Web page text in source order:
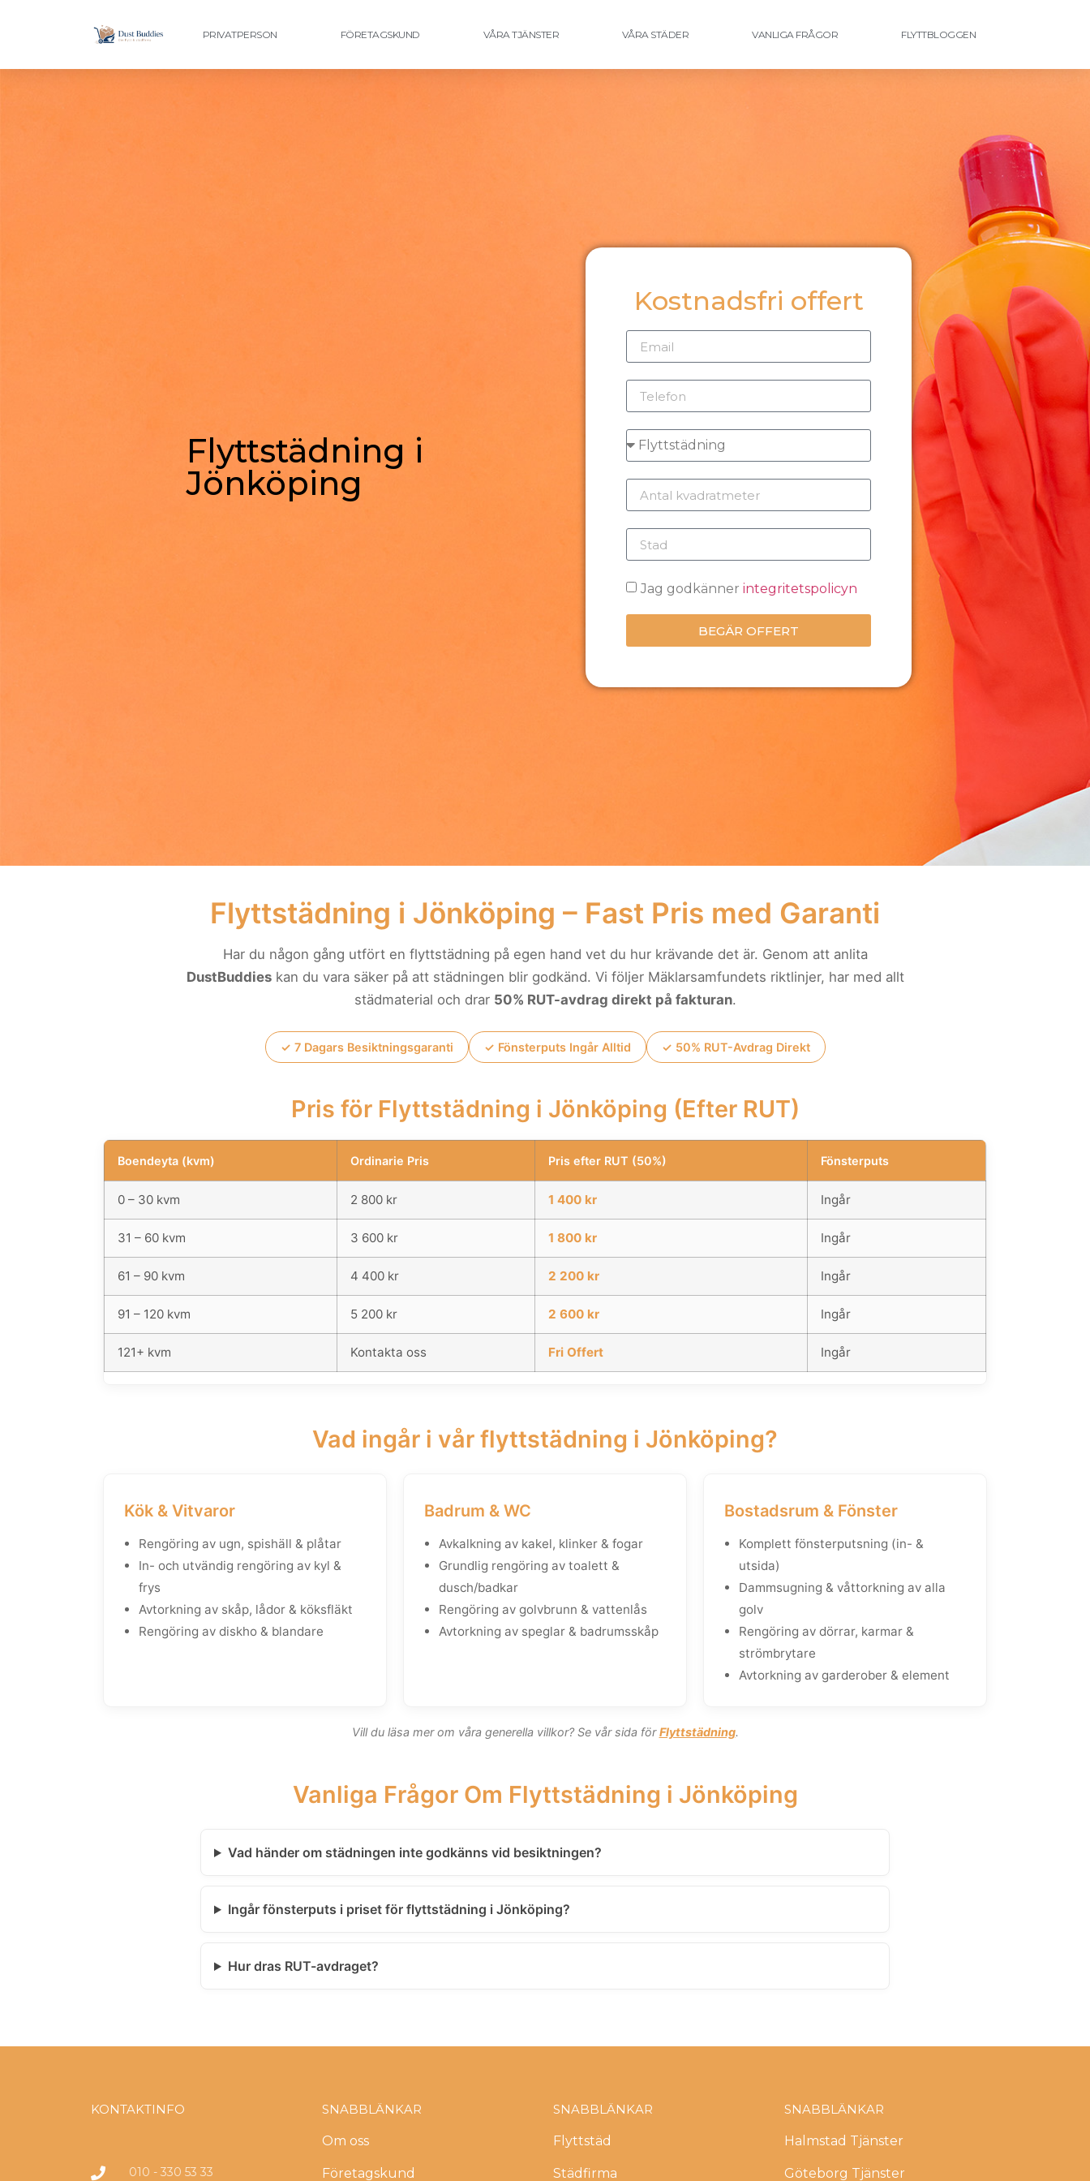
PRIVATPERSON FÖRETAGSKUND VÅRA TJÄNSTER VÅRA STÄDER VANLIGA FRÅGOR FLYTTBLOGGEN
Flyttstädning i
Jönköping
Kostnadsfri offert
Jag godkänner integritetspolicyn
BEGÄR OFFERT
Flyttstädning i Jönköping – Fast Pris med Garanti
Har du någon gång utfört en flyttstädning på egen hand vet du hur krävande det är. Genom att anlita
DustBuddieskan du vara säker på att städningen blir godkänd. Vi följer Mäklarsamfundets riktlinjer, har med allt
städmaterial och drar 50% RUT-avdrag direkt på fakturan.
✓ 7 Dagars Besiktningsgaranti ✓ Fönsterputs Ingår Alltid ✓ 50% RUT-Avdrag Direkt
Pris för Flyttstädning i Jönköping (Efter RUT)
Boendeyta (kvm) Ordinarie Pris Pris efter RUT (50%) Fönsterputs
0 – 30 kvm 2 800 kr 1 400 kr Ingår
31 – 60 kvm 3 600 kr 1 800 kr Ingår
61 – 90 kvm 4 400 kr 2 200 kr Ingår
91 – 120 kvm 5 200 kr 2 600 kr Ingår
121+ kvm Kontakta oss Fri Offert Ingår
Vad ingår i vår flyttstädning i Jönköping?
Kök & Vitvaror
Rengöring av ugn, spishäll & plåtar
In- och utvändig rengöring av kyl &
frys
Avtorkning av skåp, lådor & köksfläkt
Rengöring av diskho & blandare
Badrum & WC
Avkalkning av kakel, klinker & fogar
Grundlig rengöring av toalett &
dusch/badkar
Rengöring av golvbrunn & vattenlås
Avtorkning av speglar & badrumsskåp
Bostadsrum & Fönster
Komplett fönsterputsning (in- &
utsida)
Dammsugning & våttorkning av alla
golv
Rengöring av dörrar, karmar &
strömbrytare
Avtorkning av garderober & element
Vill du läsa mer om våra generella villkor? Se vår sida förFlyttstädning.
Vanliga Frågor Om Flyttstädning i Jönköping
Vad händer om städningen inte godkänns vid besiktningen?
Ingår fönsterputs i priset för flyttstädning i Jönköping?
Hur dras RUT-avdraget?
KONTAKTINFO
010 - 330 53 33
SNABBLÄNKAR
Om oss
Företagskund
SNABBLÄNKAR
Flyttstäd
Städfirma
SNABBLÄNKAR
Halmstad Tjänster
Göteborg Tjänster